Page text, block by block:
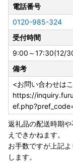
す。
年末に寄附をさ
能性が高いため
をご確認いただ
自身で様式をダ
お願いいたしま
確認書類の添付
提出期限は、寄
受付が完了しま
書の送付は行っ
また年末は多く
いただきます。
▽大河原町ホー
リンク
電話番号
0120-985-324
受付時間
9:00～17:30(12/
備考
<お問い合わせは
https://
返礼品の配送時期
えできかねます。
お手数ですが上記
します。